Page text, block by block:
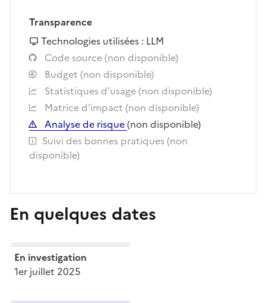
Transparence
Technologies utilisées : LLM
Code source (non disponible)
Budget (non disponible)
Statistiques d'usage (non disponible)
Matrice d'impact (non disponible)
Analyse de risque(non disponible)
Suivi des bonnes pratiques (non
disponible)
En quelques dates
En investigation
1er juillet 2025